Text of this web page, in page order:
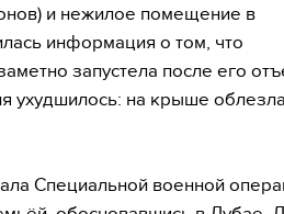
и нежилое помещение в
информация о том, что
запустела после его
ухудшилось: на крыше облезла
Специальной военной